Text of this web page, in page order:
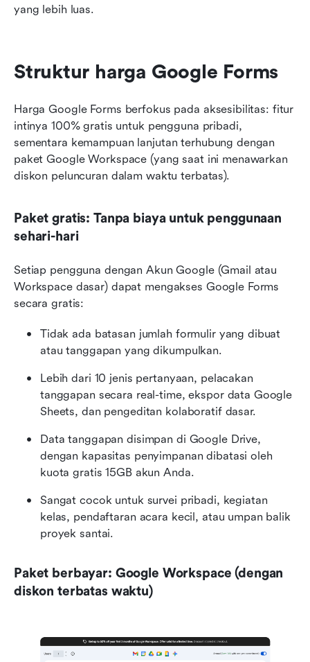
yang lebih luas.
Struktur harga Google Forms
Harga Google Forms berfokus pada aksesibilitas: fitur
intinya 100% gratis untuk pengguna pribadi,
sementara kemampuan lanjutan terhubung dengan
paket Google Workspace (yang saat ini menawarkan
diskon peluncuran dalam waktu terbatas).
Paket gratis: Tanpa biaya untuk penggunaan
sehari-hari
Setiap pengguna dengan Akun Google (Gmail atau
Workspace dasar) dapat mengakses Google Forms
secara gratis:
Tidak ada batasan jumlah formulir yang dibuat
atau tanggapan yang dikumpulkan.
Lebih dari 10 jenis pertanyaan, pelacakan
tanggapan secara real-time, ekspor data Google
Sheets, dan pengeditan kolaboratif dasar.
Data tanggapan disimpan di Google Drive,
dengan kapasitas penyimpanan dibatasi oleh
kuota gratis 15GB akun Anda.
Sangat cocok untuk survei pribadi, kegiatan
kelas, pendaftaran acara kecil, atau umpan balik
proyek santai.
Paket berbayar: Google Workspace (dengan
diskon terbatas waktu)